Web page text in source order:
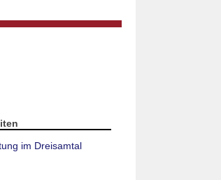
im Dreisamtal